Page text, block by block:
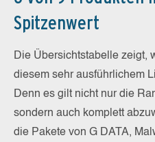
Spitzenwert
Die Übersichtstabelle zeigt,
diesem sehr ausführlichem
Denn es gilt nicht nur die
sondern auch komplett
die Pakete von G DATA,